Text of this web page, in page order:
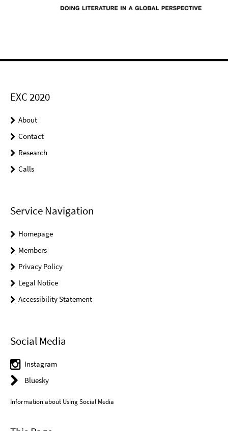
EXC 2020
About
Contact
Research
Calls
Service Navigation
Homepage
Members
Privacy Policy
Legal Notice
Accessibility Statement
Social Media
Instagram
Bluesky
Information about Using Social Media